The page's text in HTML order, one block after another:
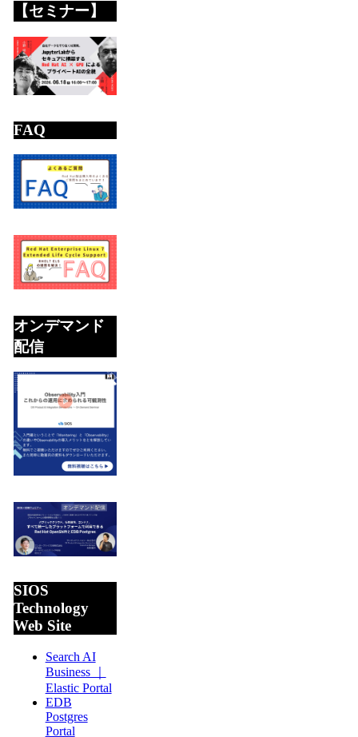
【セミナー】
FAQ
オンデマンド
配信
SIOS
Technology
Web Site
Search AI
Business ｜
Elastic Portal
EDB
Postgres
Portal